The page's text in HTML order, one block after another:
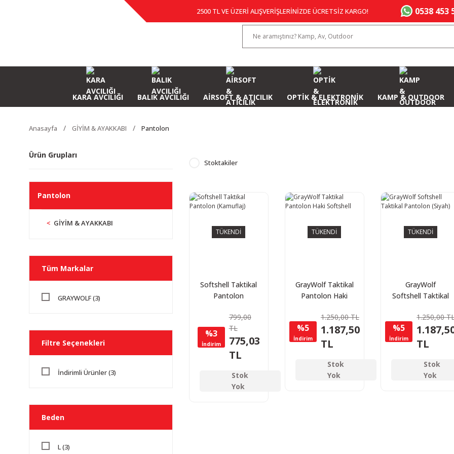
2500 TL VE ÜZERİ ALIŞVERİŞLERİNİZDE ÜCRETSİZ KARGO! 0538 453
KARA AVCILIĞI BALIK AVCILIĞI AİRSOFT & ATICILIK OPTİK & ELEKTRONİK KAMP & OUTDOOR
Anasayfa GİYİM & AYAKKABI Pantolon
Ürün Grupları
Pantolon
GİYİM & AYAKKABI
Tüm Markalar
GRAYWOLF (3)
Filtre Seçenekleri
İndirimli Ürünler (3)
Beden
L (3)
Stoktakiler
TÜKENDİ
Softshell Taktikal
Pantolon
%3
İndirim
799,00
TL
775,03
TL
Stok
Yok
TÜKENDİ
GrayWolf Taktikal
Pantolon Haki
%5
İndirim
1.250,00 TL
1.187,50
TL
Stok
Yok
TÜKENDİ
GrayWolf
Softshell Taktikal
%5
İndirim
1.250,00
TL
Stok
Yok